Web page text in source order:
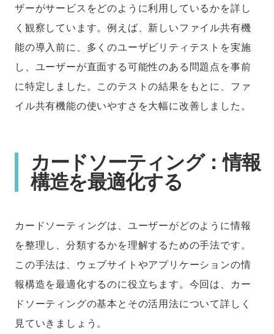
ザーがサービスをどのように利用しているかを詳し
く観察しています。例えば、新しいファイル共有機
能の導入前に、多くのユーザビリティテストを実施
し、ユーザーが直面する可能性のある問題点を事前
に特定しました。このテストの結果をもとに、ファ
イル共有機能の使いやすさを大幅に改善しました。
カードソーティング：情報
構造を最適化する
カードソーティングは、ユーザーがどのように情報
を整理し、分類するかを理解するための手法です。
この手法は、ウェブサイトやアプリケーションの情
報構造を最適化するのに役立ちます。今回は、カー
ドソーティングの基本とその活用法について詳しく
見ていきましょう。